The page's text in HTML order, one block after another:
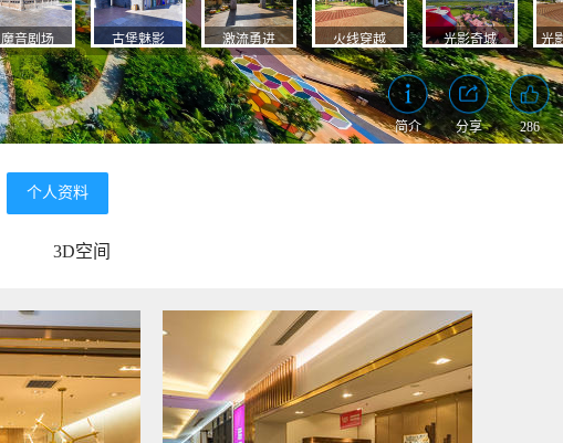
个人资料
3D空间